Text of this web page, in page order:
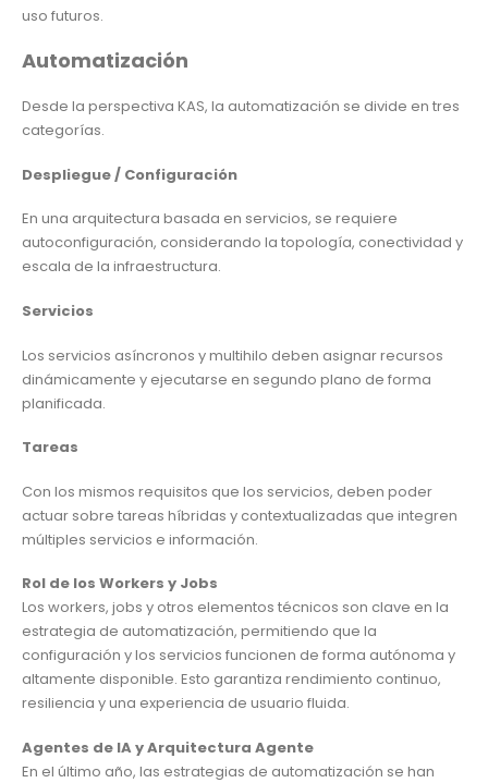
uso futuros.
Automatización
Desde la perspectiva KAS, la automatización se divide en tres
categorías.
Despliegue / Configuración
En una arquitectura basada en servicios, se requiere
autoconfiguración, considerando la topología, conectividad y
escala de la infraestructura.
Servicios
Los servicios asíncronos y multihilo deben asignar recursos
dinámicamente y ejecutarse en segundo plano de forma
planificada.
Tareas
Con los mismos requisitos que los servicios, deben poder
actuar sobre tareas híbridas y contextualizadas que integren
múltiples servicios e información.
Rol de los Workers y Jobs
Los workers, jobs y otros elementos técnicos son clave en la
estrategia de automatización, permitiendo que la
configuración y los servicios funcionen de forma autónoma y
altamente disponible. Esto garantiza rendimiento continuo,
resiliencia y una experiencia de usuario fluida.
Agentes de IA y Arquitectura Agente
En el último año, las estrategias de automatización se han